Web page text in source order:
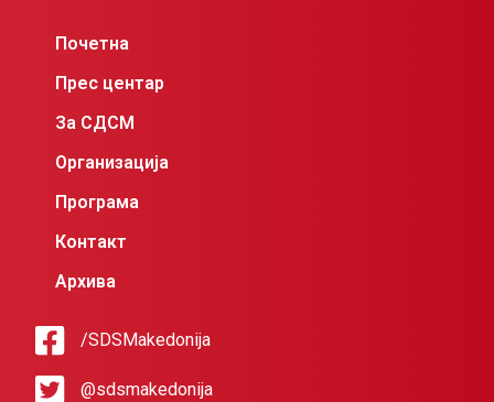
Почетна
Прес центар
За СДСМ
Организација
Програма
Контакт
Архива
/SDSMakedonija
@sdsmakedonija